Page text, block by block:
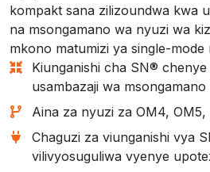
kompakt sana zilizoundwa kwa
na msongamano wa nyuzi wa
mkono matumizi ya single-mode
Kiunganishi cha SN®
usambazaji wa
Aina za nyuzi za OM4,
Chaguzi za viunganishi vya
vilivyosuguliwa vyenye